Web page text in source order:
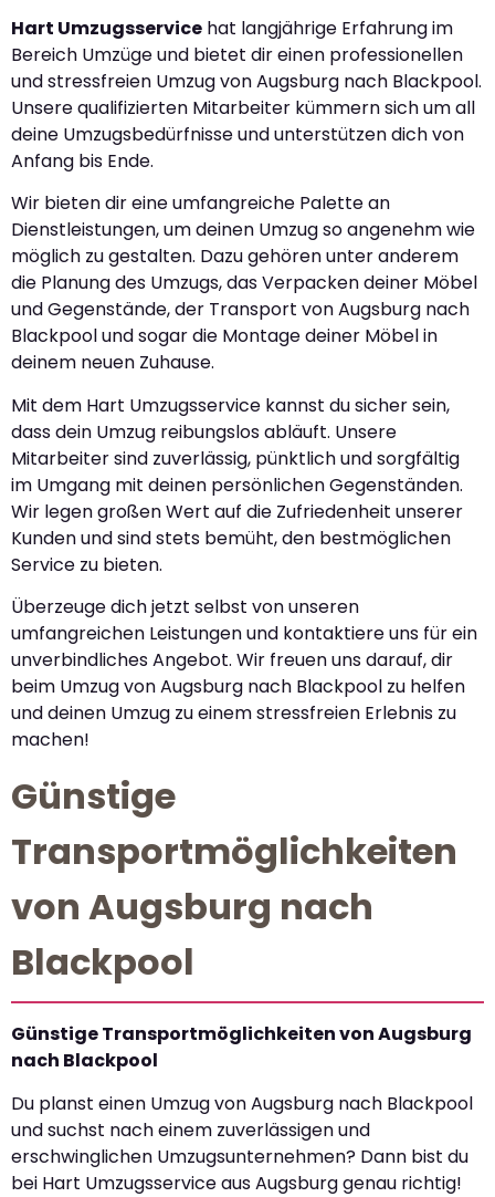
Hart Umzugsservice hat langjährige Erfahrung im
Bereich Umzüge und bietet dir einen professionellen
und stressfreien Umzug von Augsburg nach Blackpool.
Unsere qualifizierten Mitarbeiter kümmern sich um all
deine Umzugsbedürfnisse und unterstützen dich von
Anfang bis Ende.
Wir bieten dir eine umfangreiche Palette an
Dienstleistungen, um deinen Umzug so angenehm wie
möglich zu gestalten. Dazu gehören unter anderem
die Planung des Umzugs, das Verpacken deiner Möbel
und Gegenstände, der Transport von Augsburg nach
Blackpool und sogar die Montage deiner Möbel in
deinem neuen Zuhause.
Mit dem Hart Umzugsservice kannst du sicher sein,
dass dein Umzug reibungslos abläuft. Unsere
Mitarbeiter sind zuverlässig, pünktlich und sorgfältig
im Umgang mit deinen persönlichen Gegenständen.
Wir legen großen Wert auf die Zufriedenheit unserer
Kunden und sind stets bemüht, den bestmöglichen
Service zu bieten.
Überzeuge dich jetzt selbst von unseren
umfangreichen Leistungen und kontaktiere uns für ein
unverbindliches Angebot. Wir freuen uns darauf, dir
beim Umzug von Augsburg nach Blackpool zu helfen
und deinen Umzug zu einem stressfreien Erlebnis zu
machen!
Günstige
Transportmöglichkeiten
von Augsburg nach
Blackpool
Günstige Transportmöglichkeiten von Augsburg
nach Blackpool
Du planst einen Umzug von Augsburg nach Blackpool
und suchst nach einem zuverlässigen und
erschwinglichen Umzugsunternehmen? Dann bist du
bei Hart Umzugsservice aus Augsburg genau richtig!